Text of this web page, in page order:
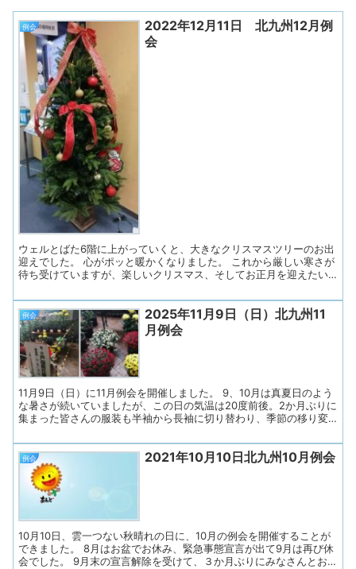
例会
2022年12月11日 北九州12月例
会
ウェルとばた6階に上がっていくと、大きなクリスマスツリーのお出
迎えでした。 心がポッと暖かくなりました。 これから厳しい寒さが
待ち受けていますが、楽しいクリスマス、そしてお正月を迎えたい
新しく「あすの会」に入会したお二人も続けてのご参加です。大変
嬉しいです。 「令和4年度福岡県失語症者向け意志疎通支援者養成
研修」の研修生2名も参加です。 今月も午前中のみです。（入室時
には検温、マスクとフェイスシールドを着用） プログラム １．「あ
すの会」連絡事項 ２．リラックス体操 ３．近況報告・テーマトーク
「今年のニュース 一番印象に残ったことは？」 ４．きたきゅう体
操 ５．お便り印刷・お渡し 今回もあすの会メンバーの司会で始まり
ました。 まず参加者を「失語症...
例会
2025年11月9日（日）北九州11
月例会
11月9日（日）に11月例会を開催しました。 9、10月は真夏日のよう
な暑さが続いていましたが、この日の気温は20度前後。2か月ぶりに
集まった皆さんの服装も半袖から長袖に切り替わり、季節の移り変
た。 今月も総勢25名が集まりました。入室時には検温やマスク着用
をお願いし、ドアを開放して換気を徹底しました。水分補給もこま
めに行い、安心して過ごせるよう努めました。 ◇プログラム１. 開
会（会長挨拶）２．あすの会諸連絡３. リラックス体操４. 近況とテ
ーマトーク「私の大好きな味、大好きな料理」５. 連絡事項６. お便
り印刷・お渡し ◇司会はあすの会メンバーが担当し、会長さんのあ
いさつで始まりました。参加者の皆さんに「失語症当事者、同行の
ご家族、会話パートナー、...
例会 2021年10月10日北九州10月例会
10月10日、雲一つない秋晴れの日に、10月の例会を開催することが
できました。 8月はお盆でお休み、緊急事態宣言が出て9月は再び休
会でした。 9月末の宣言解除を受けて、３か月ぶりにみなさんとお